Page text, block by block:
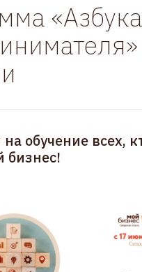
«Азбука
обучение всех,
бизнес!